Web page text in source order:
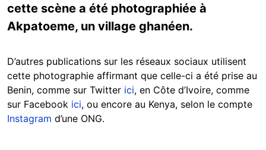
cette scène a été photographiée à
Akpatoeme, un village ghanéen.
D’autres publications sur les réseaux sociaux utilisent
cette photographie affirmant que celle-ci a été prise au
Benin, comme sur Twitter ici, en Côte d’Ivoire, comme
sur Facebook ici, ou encore au Kenya, selon le compte
Instagram d’une ONG.